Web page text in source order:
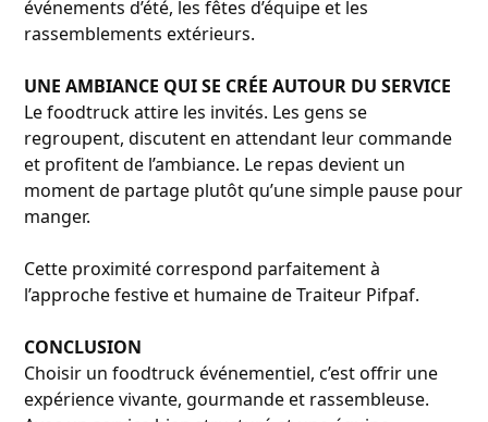
événements d’été, les fêtes d’équipe et les
rassemblements extérieurs.
UNE AMBIANCE QUI SE CRÉE AUTOUR DU SERVICE
Le foodtruck attire les invités. Les gens se
regroupent, discutent en attendant leur commande
et profitent de l’ambiance. Le repas devient un
moment de partage plutôt qu’une simple pause pour
manger.
Cette proximité correspond parfaitement à
l’approche festive et humaine de Traiteur Pifpaf.
CONCLUSION
Choisir un foodtruck événementiel, c’est offrir une
expérience vivante, gourmande et rassembleuse.